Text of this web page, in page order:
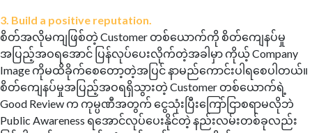
3. Build a positive reputation.
စိတ်အလိုမကျဖြစ်တဲ့ Customer တစ်ယောက်ကို စိတ်ကျေနပ်မှု
အပြည့်အဝရအောင် ပြန်လုပ်ပေးလိုက်တဲ့အခါမှာ ကိုယ့် Company
Image ကိုမထိခိုက်စေတော့တဲ့အပြင် နာမည်ကောင်းပါရစေပါတယ်။
စိတ်ကျေနပ်မှုအပြည့်အဝရရှိသွားတဲ့ Customer တစ်ယောက်ရဲ့
Good Review က ကုမ္ပဏီအတွက် ငွေသုံးပြီးကြော်ငြာစရာမလိုဘဲ
Public Awareness ရအောင်လုပ်ပေးနိုင်တဲ့ နည်းလမ်းတစ်ခုလည်း